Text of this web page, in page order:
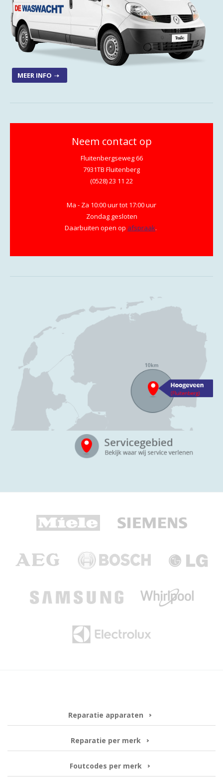
MEER INFO
Neem contact op
Fluitenbergseweg 66
7931TB Fluitenberg
(0528) 23 11 22
Ma - Za 10:00 uur tot 17:00 uur
Zondag gesloten
Daarbuiten open op afspraak.
Reparatie apparaten
Reparatie per merk
Foutcodes per merk